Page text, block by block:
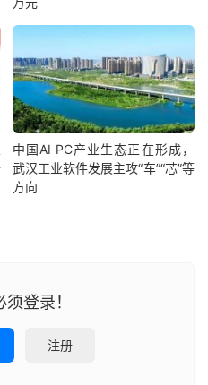
中国AI PC产业生态正在形成，
武汉工业软件发展主攻“车”“芯”等
方向
登录！
注册